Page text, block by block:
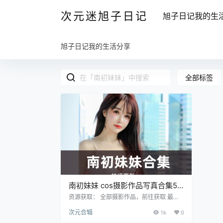
次元迷旭子日记 旭子日记我的生
旭子日记我的生活分享
全部标签
南初妹妹 cos摄影作品写真合集5
套
资源获取： 全部摄影作品，前往获取 最新
常清纯可爱的抖音网红@南初妹妹，微博昵
次元合辑 1k 0